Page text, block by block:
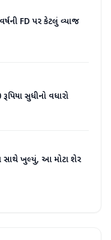
FD પર કેટલું વ્યાજ
સુધીનો વધારો
સાથે ખુલ્યું, આ મોટા શેર